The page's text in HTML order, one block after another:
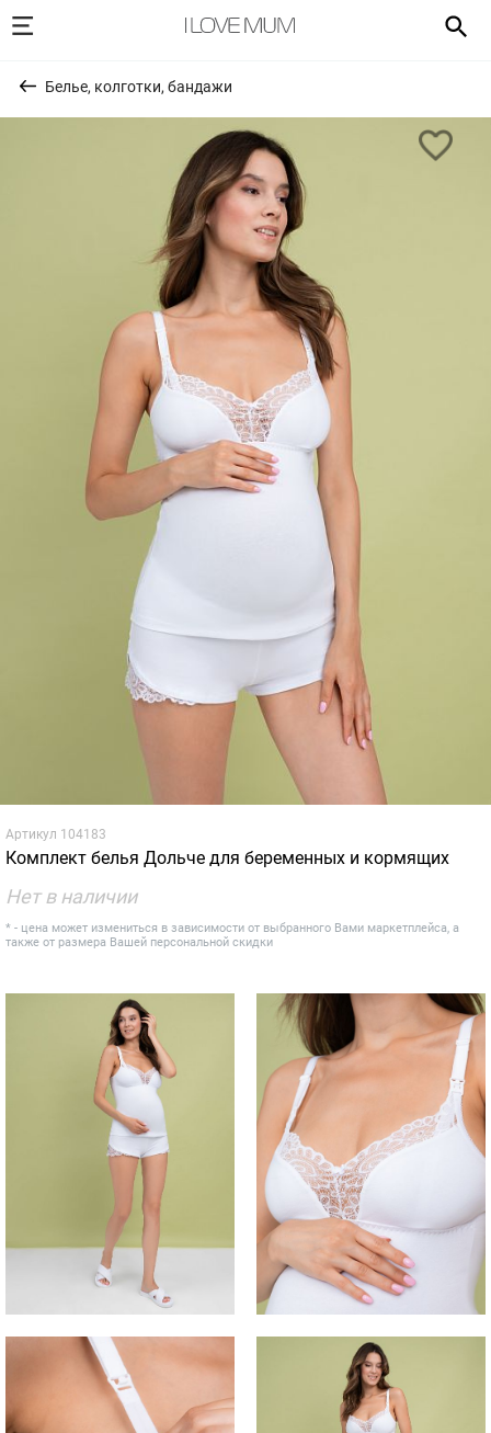
Белье, колготки, бандажи
Артикул 104183
Комплект белья Дольче для беременных и кормящих
Нет в наличии
* - цена может измениться в зависимости от выбранного Вами маркетплейса, а
также от размера Вашей персональной скидки